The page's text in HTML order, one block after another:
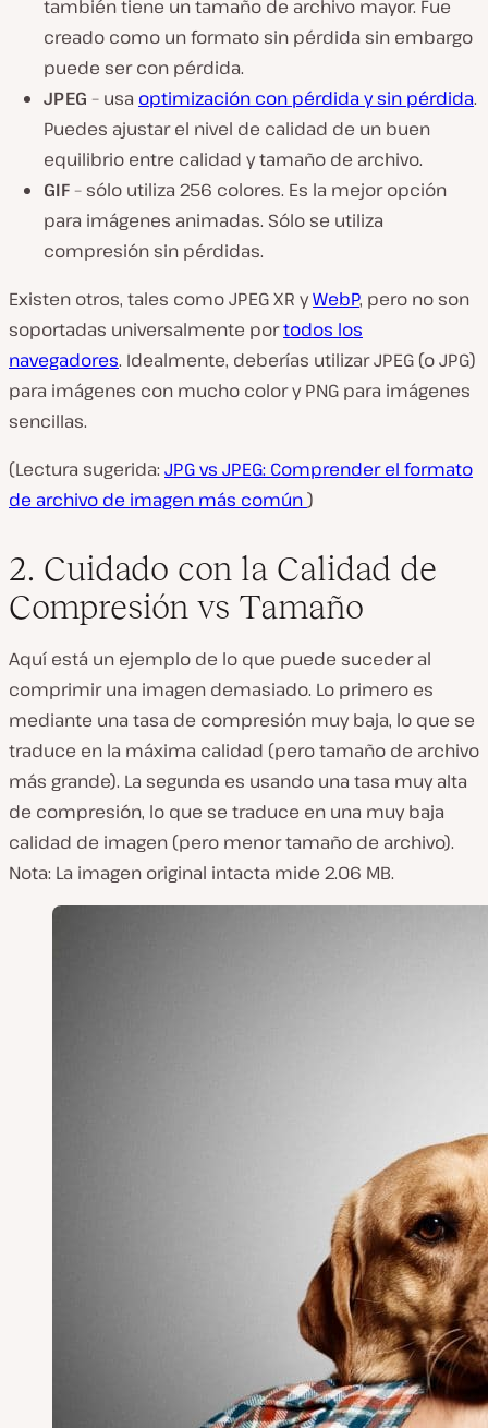
también tiene un tamaño de archivo mayor. Fue
creado como un formato sin pérdida sin embargo
puede ser con pérdida.
JPEG – usa optimización con pérdida y sin pérdida.
Puedes ajustar el nivel de calidad de un buen
equilibrio entre calidad y tamaño de archivo.
GIF– sólo utiliza 256 colores. Es la mejor opción
para imágenes animadas. Sólo se utiliza
compresión sin pérdidas.
Existen otros, tales como JPEG XR yWebP, pero no son
soportadas universalmente portodos los
navegadores. Idealmente, deberías utilizar JPEG (o JPG)
para imágenes con mucho color y PNG para imágenes
sencillas.
(Lectura sugerida: JPG vs JPEG: Comprender el formato
de archivo de imagen más común)
2. Cuidado con la Calidad de
Compresión vs Tamaño
Aquí está un ejemplo de lo que puede suceder al
comprimir una imagen demasiado. Lo primero es
mediante una tasa de compresión muy baja, lo que se
traduce en la máxima calidad (pero tamaño de archivo
más grande). La segunda es usando una tasa muy alta
de compresión, lo que se traduce en una muy baja
calidad de imagen (pero menor tamaño de archivo).
Nota: La imagen original intacta mide 2.06 MB.